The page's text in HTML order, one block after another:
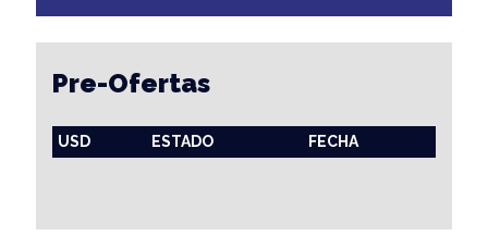
Pre-Ofertas
USD ESTADO FECHA